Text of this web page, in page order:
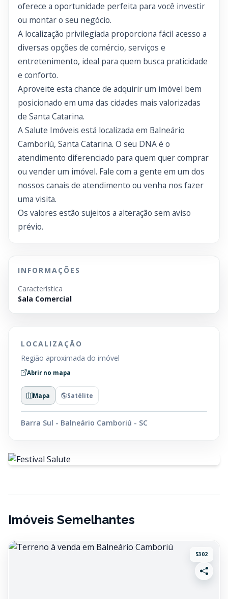
oferece a oportunidade perfeita para você investir
ou montar o seu negócio.
A localização privilegiada proporciona fácil acesso a
diversas opções de comércio, serviços e
entretenimento, ideal para quem busca praticidade
e conforto.
Aproveite esta chance de adquirir um imóvel bem
posicionado em uma das cidades mais valorizadas
de Santa Catarina.
A Salute Imóveis está localizada em Balneário
Camboriú, Santa Catarina. O seu DNA é o
atendimento diferenciado para quem quer comprar
ou vender um imóvel. Fale com a gente em um dos
nossos canais de atendimento ou venha nos fazer
uma visita.
Os valores estão sujeitos a alteração sem aviso
prévio.
INFORMAÇÕES
Característica
Sala Comercial
LOCALIZAÇÃO
Região aproximada do imóvel
Abrir no mapa
Mapa Satélite
Barra Sul - Balneário Camboriú - SC
Imóveis Semelhantes
5302